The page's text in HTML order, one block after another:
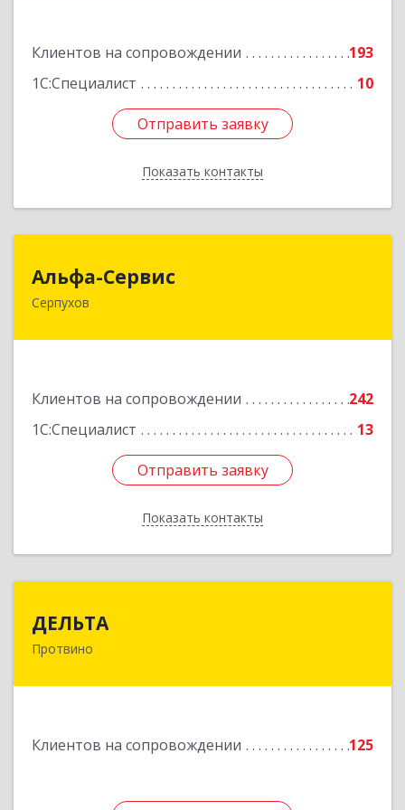
Клиентов на сопровождении
193
1С:Специалист
10
Отправить заявку
Показать контакты
Отправить заявку
Назад
Альфа-Сервис
Серпухов
Клиентов на сопровождении
242
1С:Специалист
13
Отправить заявку
Показать контакты
Отправить заявку
Назад
ДЕЛЬТА
Протвино
Клиентов на сопровождении 125